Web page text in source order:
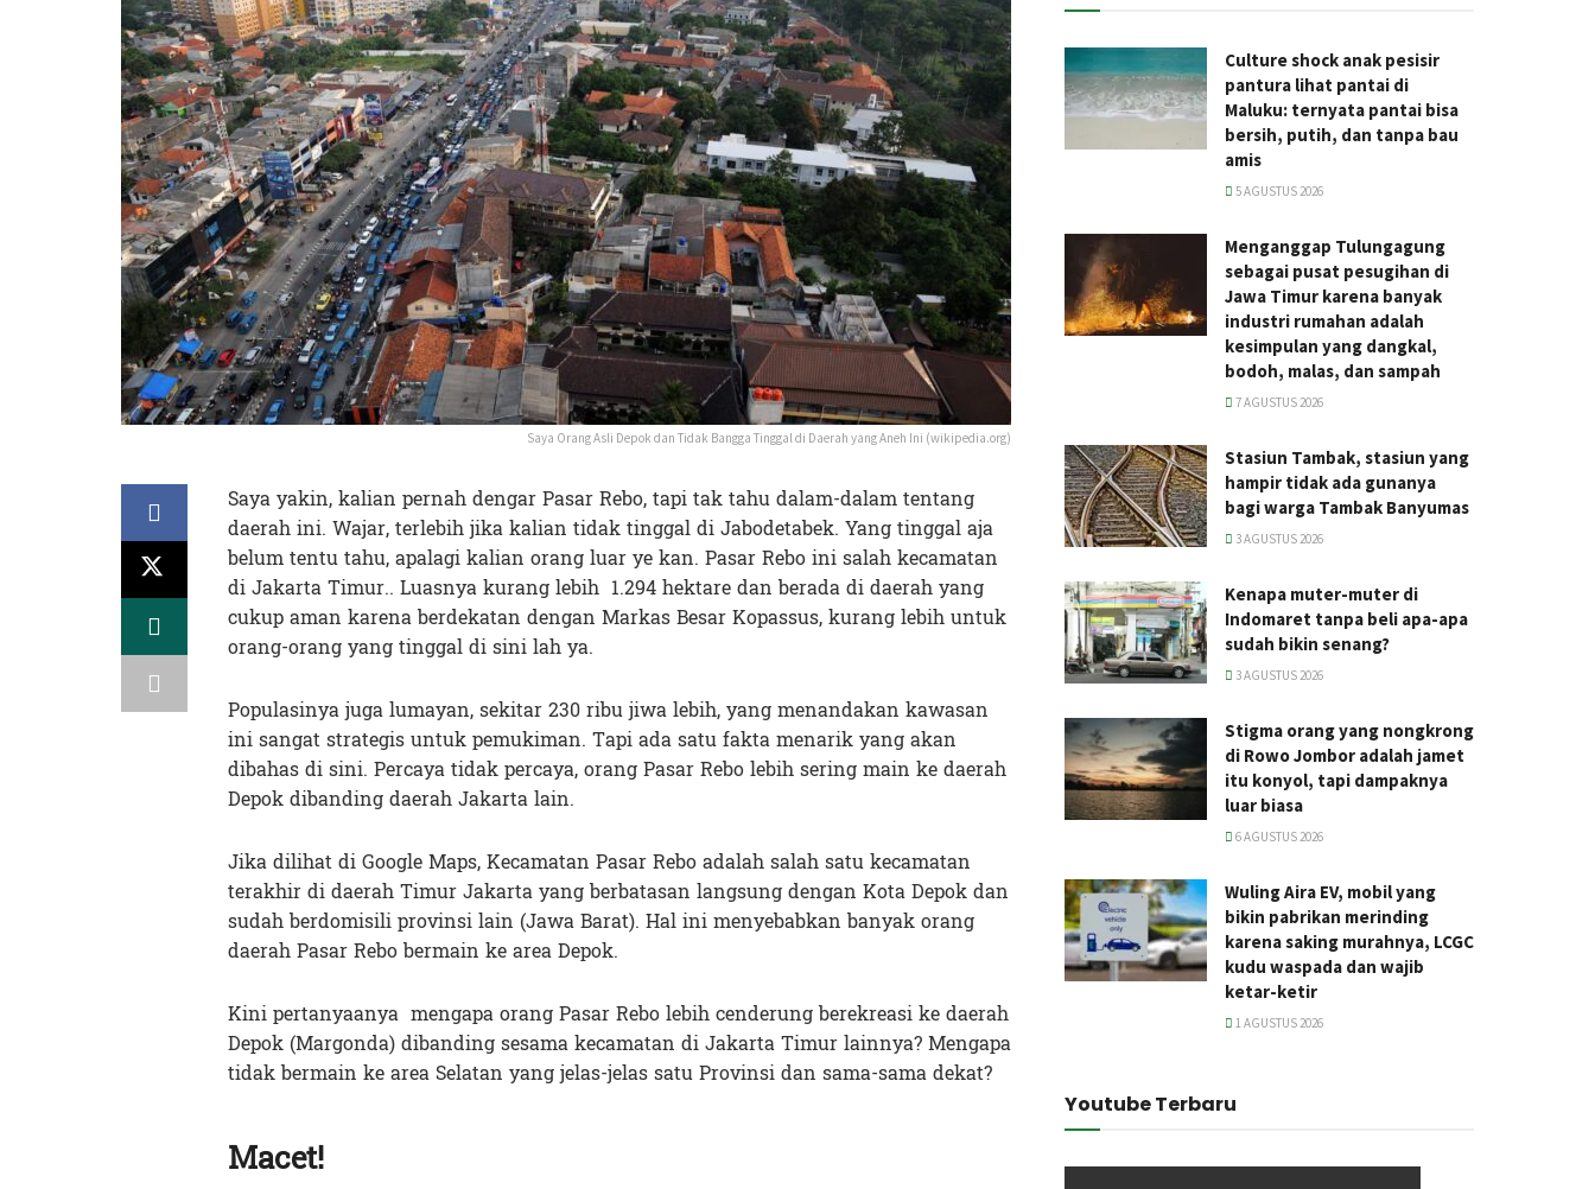
Saya Orang Asli Depok dan Tidak Bangga Tinggal di Daerah yang Aneh Ini (wikipedia.org)
Saya yakin, kalian pernah dengar Pasar Rebo, tapi tak tahu dalam-dalam tentang
daerah ini. Wajar, terlebih jika kalian tidak tinggal di Jabodetabek. Yang tinggal aja
belum tentu tahu, apalagi kalian orang luar ye kan. Pasar Rebo ini salah kecamatan
di Jakarta Timur.. Luasnya kurang lebih 1.294 hektare dan berada di daerah yang
cukup aman karena berdekatan dengan Markas Besar Kopassus, kurang lebih untuk
orang-orang yang tinggal di sini lah ya.
Populasinya juga lumayan, sekitar 230 ribu jiwa lebih, yang menandakan kawasan
ini sangat strategis untuk pemukiman. Tapi ada satu fakta menarik yang akan
dibahas di sini. Percaya tidak percaya, orang Pasar Rebo lebih sering main ke daerah
Depok dibanding daerah Jakarta lain.
Jika dilihat di Google Maps, Kecamatan Pasar Rebo adalah salah satu kecamatan
terakhir di daerah Timur Jakarta yang berbatasan langsung dengan Kota Depok dan
sudah berdomisili provinsi lain (Jawa Barat). Hal ini menyebabkan banyak orang
daerah Pasar Rebo bermain ke area Depok.
Kini pertanyaanya mengapa orang Pasar Rebo lebih cenderung berekreasi ke daerah
Depok (Margonda) dibanding sesama kecamatan di Jakarta Timur lainnya? Mengapa
tidak bermain ke area Selatan yang jelas-jelas satu Provinsi dan sama-sama dekat?
Macet!
Culture shock anak pesisir
pantura lihat pantai di
Maluku: ternyata pantai bisa
bersih, putih, dan tanpa bau
amis
5 AGUSTUS 2026
Menganggap Tulungagung
sebagai pusat pesugihan di
Jawa Timur karena banyak
industri rumahan adalah
kesimpulan yang dangkal,
bodoh, malas, dan sampah
7 AGUSTUS 2026
Stasiun Tambak, stasiun yang
hampir tidak ada gunanya
bagi warga Tambak Banyumas
3 AGUSTUS 2026
Kenapa muter-muter di
Indomaret tanpa beli apa-apa
sudah bikin senang?
3 AGUSTUS 2026
Stigma orang yang nongkrong
di Rowo Jombor adalah jamet
itu konyol, tapi dampaknya
luar biasa
6 AGUSTUS 2026
Wuling Aira EV, mobil yang
bikin pabrikan merinding
karena saking murahnya, LCGC
kudu waspada dan wajib
ketar-ketir
1 AGUSTUS 2026
Youtube Terbaru